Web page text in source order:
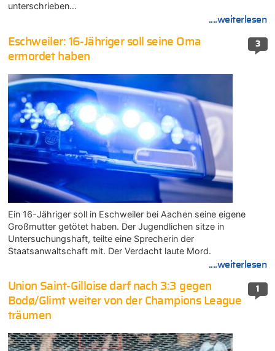
unterschrieben…
....weiterlesen
3
Eschweiler: 16-Jähriger soll seine Oma
ermordet haben
Ein 16-Jähriger soll in Eschweiler bei Aachen seine eigene
Großmutter getötet haben. Der Jugendlichen sitze in
Untersuchungshaft, teilte eine Sprecherin der
Staatsanwaltschaft mit. Der Verdacht laute Mord.
....weiterlesen
1
Union Saint-Gilloise darf nach 3:3 gegen
Bodø/Glimt weiter von der Champions League
träumen